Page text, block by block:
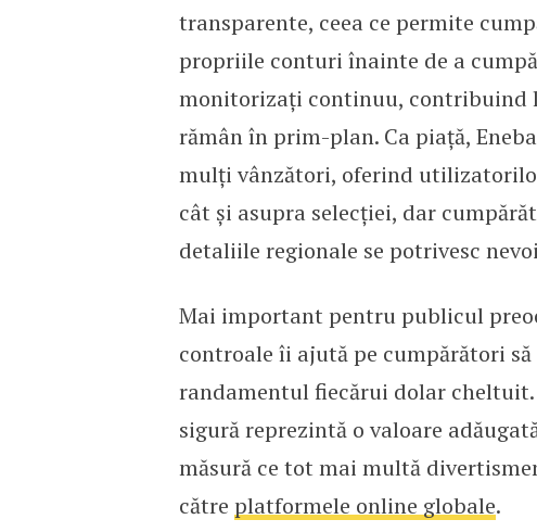
transparente, ceea ce permite
propriile conturi înainte de a
monitorizați continuu, contribuind
rămân în prim-plan. Ca piață,
mulți vânzători, oferind
cât și asupra selecției, dar
detaliile regionale se potrivesc
Mai important pentru publicul
controale îi ajută pe cumpărători
randamentul fiecărui dolar
sigură reprezintă o valoare
măsură ce tot mai multă
către platformele online globale.